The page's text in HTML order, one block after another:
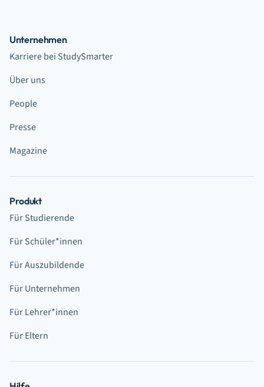
Unternehmen
Karriere bei StudySmarter
Über uns
People
Presse
Magazine
Produkt
Für Studierende
Für Schüler*innen
Für Auszubildende
Für Unternehmen
Für Lehrer*innen
Für Eltern